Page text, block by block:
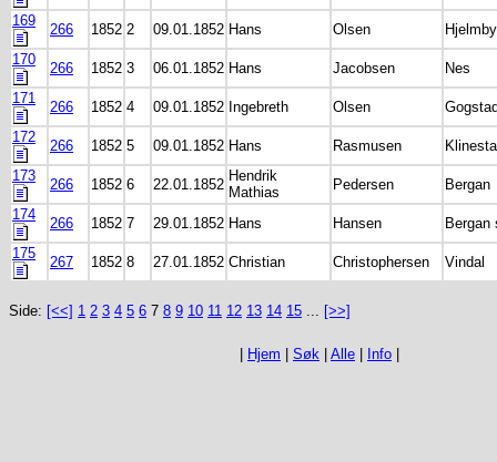
169
266 1852 2 09.01.1852 Hans Olsen
170
266 1852 3 06.01.1852 Hans Jacobsen
Nes
171
266 1852 4 09.01.1852 Ingebreth Olsen
172
266 1852 5 09.01.1852 Hans Rasmusen
173
266 1852 6 22.01.1852
Hendrik
Mathias
Pedersen
Bergan
174
266 1852 7 29.01.1852 Hans Hansen
Bergan
175
267 1852 8 27.01.1852 Christian Christophersen Vindal
Side: [<<] 1 2 3 4 5 6 7 8 9 10 11 12 13 14 15 ... [>>]
Hjem Søk Alle Info